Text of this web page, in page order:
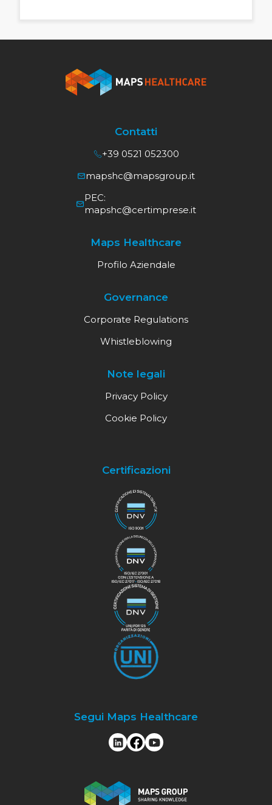
Contatti
+39 0521 052300
mapshc@mapsgroup.it
PEC:
mapshc@certimprese.it
Maps Healthcare
Profilo Aziendale
Governance
Corporate Regulations
Whistleblowing
Note legali
Privacy Policy
Cookie Policy
Certificazioni
Segui Maps Healthcare